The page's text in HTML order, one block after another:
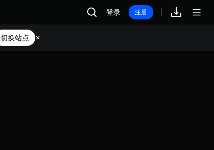
登录 注册
切换站点